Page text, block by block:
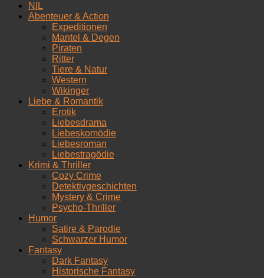
NIL
Abenteuer & Action
Expeditionen
Mantel & Degen
Piraten
Ritter
Tiere & Natur
Western
Wikinger
Liebe & Romantik
Erotik
Liebesdrama
Liebeskomödie
Liebesroman
Liebestragödie
Krimi & Thriller
Cozy Crime
Detektivgeschichten
Mystery & Crime
Psycho-Thriller
Humor
Satire & Parodie
Schwarzer Humor
Fantasy
Dark Fantasy
Historische Fantasy